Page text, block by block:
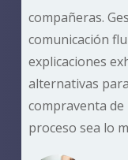
compañeras.
comunicación
explicaciones
alternativas
compraventa de
proceso sea lo